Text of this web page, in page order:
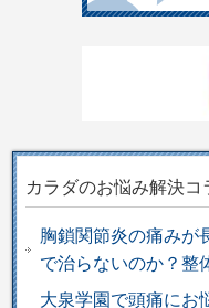
カラダのお悩み解決コ
胸鎖関節炎の痛みが
で治らないのか？整
大泉学園で頭痛にお